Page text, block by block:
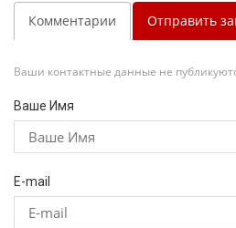
Комментарии Отправить
Ваши контактные данные не
Ваше Имя
E-mail